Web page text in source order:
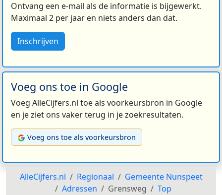
Ontvang een e-mail als de informatie is bijgewerkt.
Maximaal 2 per jaar en niets anders dan dat.
Inschrijven
Voeg ons toe in Google
Voeg AlleCijfers.nl toe als voorkeursbron in Google
en je ziet ons vaker terug in je zoekresultaten.
Voeg ons toe als voorkeursbron
AlleCijfers.nl Regionaal
Gemeente Nunspeet
Adressen
Grensweg Top